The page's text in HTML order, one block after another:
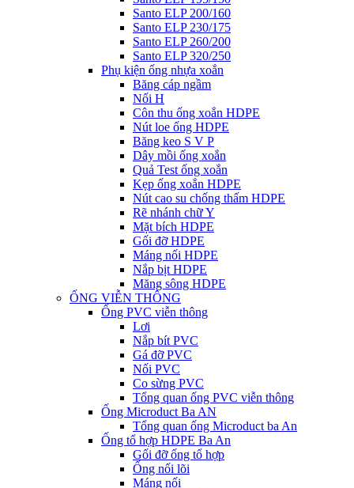
Santo ELP 200/160
Santo ELP 230/175
Santo ELP 260/200
Santo ELP 320/250
Phụ kiện ống nhựa xoắn
Băng cáp ngầm
Nối H
Côn thu ống xoắn HDPE
Nút loe ống HDPE
Băng keo S V P
Dây mồi ống xoắn
Quả Test ống xoắn
Kẹp ống xoắn HDPE
Nút cao su chống thấm HDPE
Rẽ nhánh chữ Y
Mặt bích HDPE
Gối đỡ HDPE
Máng nối HDPE
Nắp bịt HDPE
Măng sông HDPE
ỐNG VIỄN THÔNG
Ống PVC viễn thông
Lơi
Nắp bít PVC
Gá đỡ PVC
Nối PVC
Co sừng PVC
Tổng quan ống PVC viễn thông
Ống Microduct Ba AN
Tổng quan ống Microduct ba An
Ống tổ hợp HDPE Ba An
Gối đỡ ống tổ hợp
Ống nối lõi
Máng nối